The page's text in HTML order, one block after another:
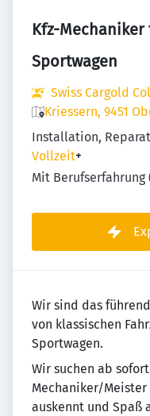
Kfz-
Sportwagen
Swiss Cargold
Kriessern, 9451
Installation,
Vollzeit+
Mit Berufserfahrung
Wir sind das
von klassischen
Sportwagen.
Wir suchen ab
Mechaniker/
auskennt und Spaß